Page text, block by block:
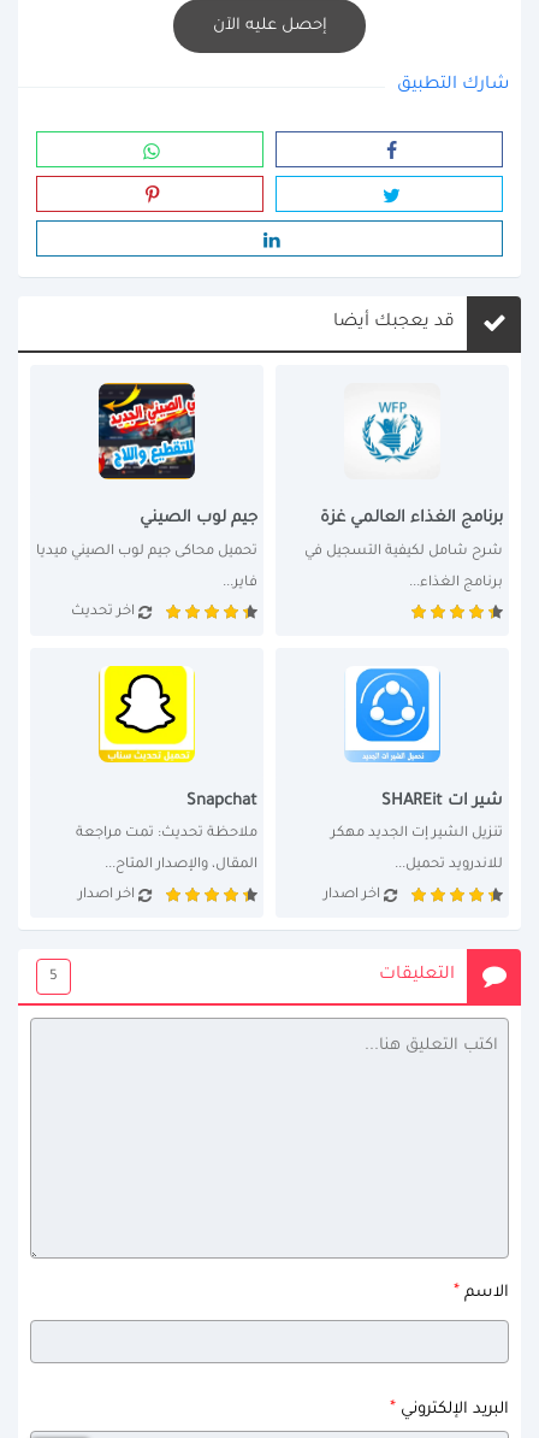
إحصل عليه الآن
شارك التطبيق
قد يعجبك أيضا
برنامج الغذاء العالمي غزة
برنامج الغذاء...
جيم لوب الصيني
فاير...
اخر تحديث
شير ات SHAREit
تنزيل الشير إت الجديد مهكر
للاندرويد تحميل...
اخر اصدار
Snapchat
المقال، والإصدار المتاح...
اخر اصدار
التعليقات 5
الاسم *
البريد الإلكتروني *